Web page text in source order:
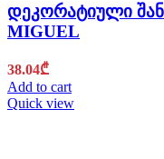
დეკორატიული
MIGUEL
38.04₾
Add to cart
Quick view